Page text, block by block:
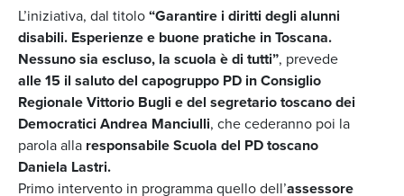
L’iniziativa, dal titolo“Garantire i diritti degli alunni
disabili. Esperienze e buone pratiche in Toscana.
Nessuno sia escluso, la scuola è di tutti”, prevede
alle 15 il saluto del capogruppo PD in Consiglio
Regionale Vittorio Bugli e del segretario toscano dei
Democratici Andrea Manciulli, che cederanno poi la
parola alla responsabile Scuola del PD toscano
Daniela Lastri.
Primo intervento in programma quello dell’assessore